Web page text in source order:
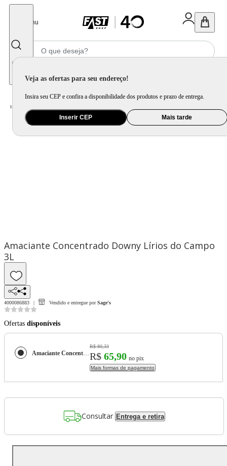
Menu
Veja as ofertas para seu endereço!
Insira seu CEP e confira a disponibilidade dos produtos e prazo de entrega.
Inserir CEP Mais tarde
Home
Amaciante Concentrado Downy Lírios do Campo
3L
4000086883 Vendido e entregue por Sage's
Ofertas disponíveis
Amaciante Concentrado Downy Lírios do Campo 3L
R$ 80,33
R$ 65,90 no pix
Mais formas de pagamento
Consultar Entrega e retira